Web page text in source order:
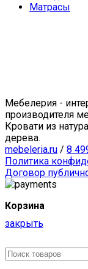
Матрасы
Мебелерия -
производителя
Кровати из
дерева.
mebeleria.ru / 8
Политика
Договор
Корзина
закрыть